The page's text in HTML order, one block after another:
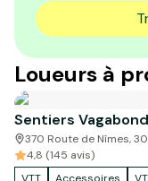
Loueurs à
Sentiers
370 Route de Nîmes,
4,8 (145 avis)